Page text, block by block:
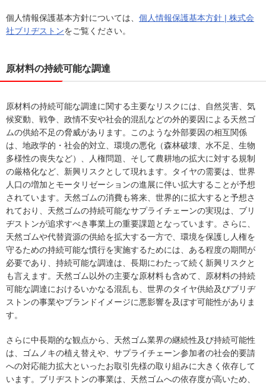
個人情報保護基本方針については、 個人情報保護基本方針 | 株式会
社ブリヂストンをご覧ください。
原材料の持続可能な調達
原材料の持続可能な調達に関する主要なリスクには、自然災害、気
候変動、戦争、政情不安や社会的混乱などの外的要因による天然ゴ
ムの供給不足の脅威があります。このような外部要因の相互関係
は、地政学的・社会的対立、環境の悪化（森林破壊、水不足、生物
多様性の喪失など）、人権問題、そして農耕地の拡大に対する規制
の厳格化など、新興リスクとして現れます。タイヤの需要は、世界
人口の増加とモータリゼーションの進展に伴い拡大することが予想
されています。天然ゴムの消費も将来、世界的に拡大すると予想さ
れており、天然ゴムの持続可能なサプライチェーンの実現は、ブリ
ヂストンが追求すべき事業上の重要課題となっています。さらに、
天然ゴムや代替資源の供給を拡大する一方で、環境を保護し人権を
守るための持続可能な慣行を実施するためには、ある程度の期間が
必要であり、持続可能な調達は、長期にわたって続く新興リスクと
も言えます。天然ゴム以外の主要な原材料も含めて、原材料の持続
可能な調達におけるいかなる混乱も、世界のタイヤ供給及びブリヂ
ストンの事業やブランドイメージに悪影響を及ぼす可能性がありま
す。
さらに中長期的な観点から、天然ゴム業界の継続性及び持続可能性
は、ゴムノキの植え替えや、サプライチェーン参加者の社会的要請
への対応能力拡大といったお取引先様の取り組みに大きく依存して
います。ブリヂストンの事業は、天然ゴムへの依存度が高いため、